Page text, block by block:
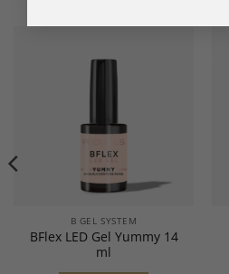
B GEL SYSTEM
BFlex LED Gel Yummy 14
ml